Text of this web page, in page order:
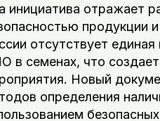
инициатива отражает
продукции
отсутствует
в семенах, что
Новый
определения